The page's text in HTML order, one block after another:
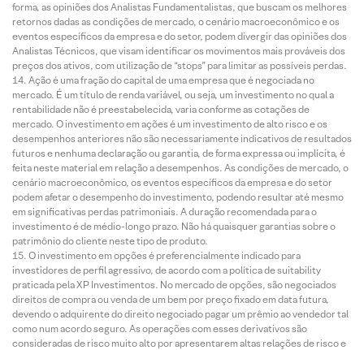
forma, as opiniões dos Analistas Fundamentalistas, que buscam os melhores
retornos dadas as condições de mercado, o cenário macroeconômico e os
eventos específicos da empresa e do setor, podem divergir das opiniões dos
Analistas Técnicos, que visam identificar os movimentos mais prováveis dos
preços dos ativos, com utilização de “stops” para limitar as possíveis perdas.
Ação é uma fração do capital de uma empresa que é negociada no
mercado. É um título de renda variável, ou seja, um investimento no qual a
rentabilidade não é preestabelecida, varia conforme as cotações de
mercado. O investimento em ações é um investimento de alto risco e os
desempenhos anteriores não são necessariamente indicativos de resultados
futuros e nenhuma declaração ou garantia, de forma expressa ou implícita, é
feita neste material em relação a desempenhos. As condições de mercado, o
cenário macroeconômico, os eventos específicos da empresa e do setor
podem afetar o desempenho do investimento, podendo resultar até mesmo
em significativas perdas patrimoniais. A duração recomendada para o
investimento é de médio-longo prazo. Não há quaisquer garantias sobre o
patrimônio do cliente neste tipo de produto.
O investimento em opções é preferencialmente indicado para
investidores de perfil agressivo, de acordo com a política de suitability
praticada pela XP Investimentos. No mercado de opções, são negociados
direitos de compra ou venda de um bem por preço fixado em data futura,
devendo o adquirente do direito negociado pagar um prêmio ao vendedor tal
como num acordo seguro. As operações com esses derivativos são
consideradas de risco muito alto por apresentarem altas relações de risco e